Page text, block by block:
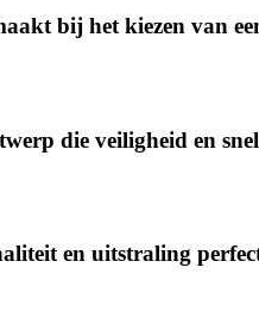
bij het kiezen van
die veiligheid en
en uitstraling